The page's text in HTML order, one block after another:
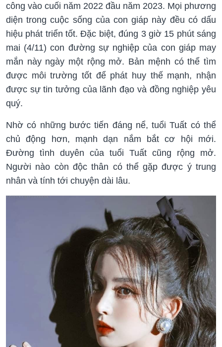
công vào cuối năm 2022 đầu năm 2023. Mọi phương
diện trong cuộc sống của con giáp này đều có dấu
hiệu phát triển tốt. Đặc biệt, đúng 3 giờ 15 phút sáng
mai (4/11) con đường sự nghiệp của con giáp may
mắn này ngày một rộng mở. Bản mệnh có thể tìm
được môi trường tốt để phát huy thế mạnh, nhận
được sự tin tưởng của lãnh đạo và đồng nghiệp yêu
quý.
Nhờ có những bước tiến đáng nể, tuổi Tuất có thể
chủ động hơn, mạnh dạn nắm bắt cơ hội mới.
Đường tình duyên của tuổi Tuất cũng rộng mở.
Người nào còn độc thân có thể gặp được ý trung
nhân và tính tới chuyện dài lâu.